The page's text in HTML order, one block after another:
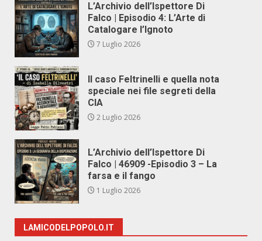
L’Archivio dell’Ispettore Di
Falco | Episodio 4: L’Arte di
Catalogare l’Ignoto
7 Luglio 2026
Il caso Feltrinelli e quella nota
speciale nei file segreti della
CIA
2 Luglio 2026
L’Archivio dell’Ispettore Di
Falco | 46909 -Episodio 3 – La
farsa e il fango
1 Luglio 2026
LAMICODELPOPOLO.IT